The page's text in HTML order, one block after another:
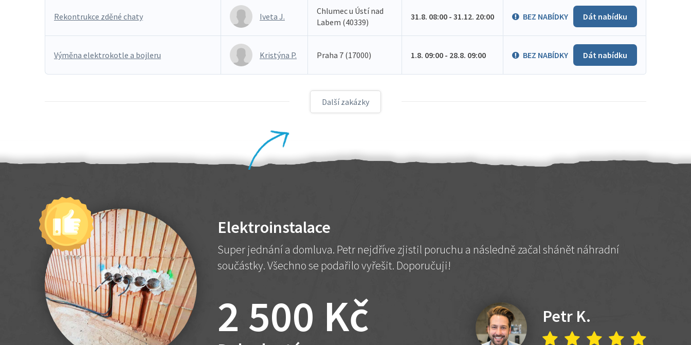
Rekontrukce zděné chaty Iveta J.
Chlumec u Ústí nad
Labem (40339)
31.8. 08:00 - 31.12. 20:00 BEZ NABÍDKY Dát nabídku
Výměna elektrokotle a bojleru Kristýna P. Praha 7 (17000) 1.8. 09:00 - 28.8. 09:00 BEZ NABÍDKY Dát nabídku
Další zakázky
Elektroinstalace
Super jednání a domluva. Petr nejdříve zjistil poruchu a následně začal shánět náhradní
součástky. Všechno se podařilo vyřešit. Doporučuji!
2 500 Kč Petr K.